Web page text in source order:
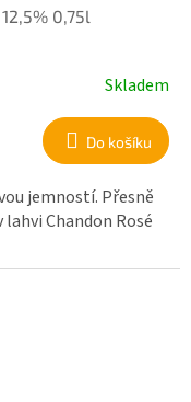
0,75l
Skladem
Do košíku
jemností. Přesně
Chandon Rosé